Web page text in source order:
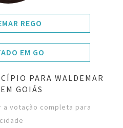
REGO
EM GO
PARA WALDEMAR
GOIÁS
a votação completa para